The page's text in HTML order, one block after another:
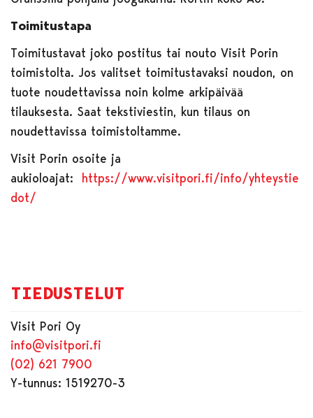
Toimitustapa
Toimitustavat joko postitus tai nouto Visit Porin
toimistolta. Jos valitset toimitustavaksi noudon, on
tuote noudettavissa noin kolme arkipäivää
tilauksesta. Saat tekstiviestin, kun tilaus on
noudettavissa toimistoltamme.
Visit Porin osoite ja
aukioloajat:
https://www.visitpori.fi/info/yhteystie
dot/
TIEDUSTELUT
Visit Pori Oy
info@visitpori.fi
(02) 621 7900
Y-tunnus: 1519270-3